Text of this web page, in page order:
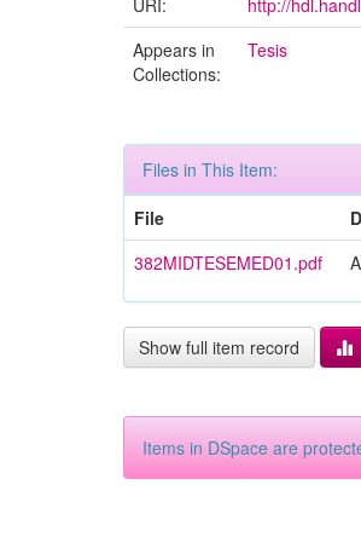
URI:
http://
Appears in
Collections:
Tesis
Files in This Item:
File
382MIDTESEMED01.pdf
Show full item record
Items in DSpace are